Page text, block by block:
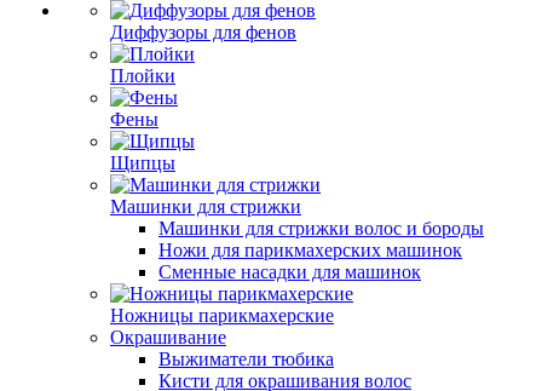
Диффузоры для фенов
Плойки
Фены
Щипцы
Машинки для стрижки
Машинки для стрижки волос и бороды
Ножи для парикмахерских машинок
Сменные насадки для машинок
Ножницы парикмахерские
Окрашивание
Выжиматели тюбика
Кисти для окрашивания волос